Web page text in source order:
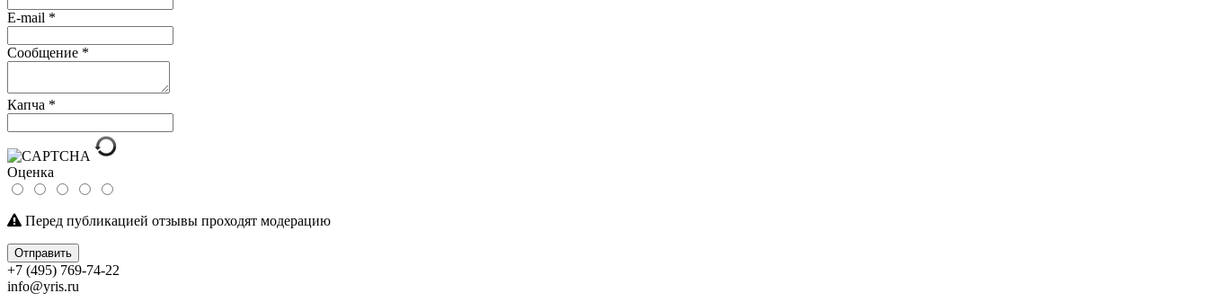
E-mail *
Сообщение *
Капча *
Оценка
Перед публикацией отзывы проходят модерацию
Отправить
+7 (495) 769-74-22
info@yris.ru